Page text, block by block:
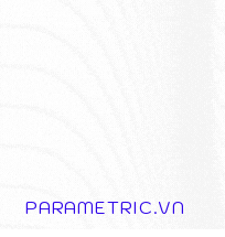
PARAMETRIC.VN